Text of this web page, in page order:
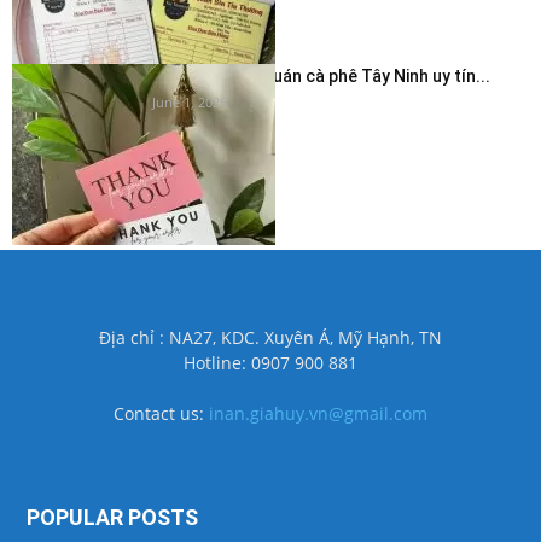
In thẻ cảm ơn quán cà phê Tây Ninh uy tín...
June 1, 2026
Địa chỉ : NA27, KDC. Xuyên Á, Mỹ Hạnh, TN
Hotline: 0907 900 881
Contact us: inan.giahuy.vn@gmail.com
POPULAR POSTS